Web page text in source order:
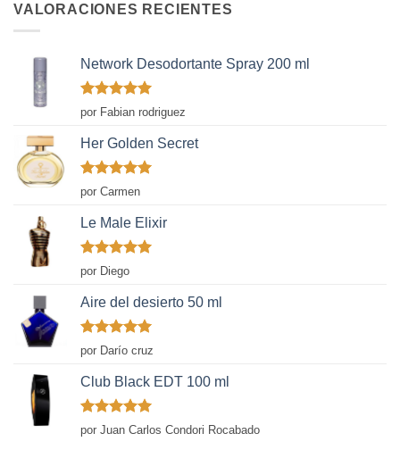
VALORACIONES RECIENTES
Network Desodortante Spray 200 ml
Valorado
con
por Fabian rodriguez
Her Golden Secret
Valorado
con
por Carmen
Le Male Elixir
Valorado
con
de 5
por Diego
Aire del desierto 50 ml
Valorado
con
por Darío cruz
Club Black EDT 100 ml
Valorado
con
por Juan Carlos Condori Rocabado